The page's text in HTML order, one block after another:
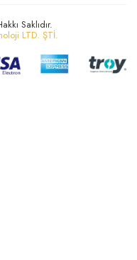
Saklıdır.
LTD. ŞTİ.